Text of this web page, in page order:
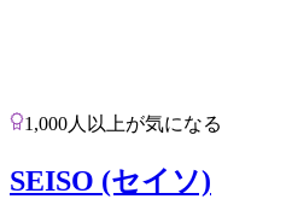
1,000人以上が気になる
SEISO (セイソ)